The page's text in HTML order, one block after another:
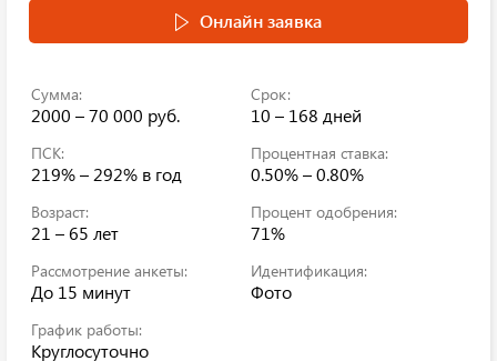
Онлайн заявка
Сумма:
2000 – 70 000 руб.
Срок:
10 – 168 дней
ПСК:
219% – 292% в год
Процентная ставка:
0.50% – 0.80%
Возраст:
21 – 65 лет
Процент одобрения:
71%
Рассмотрение анкеты:
До 15 минут
Идентификация:
Фото
График работы:
Круглосуточно